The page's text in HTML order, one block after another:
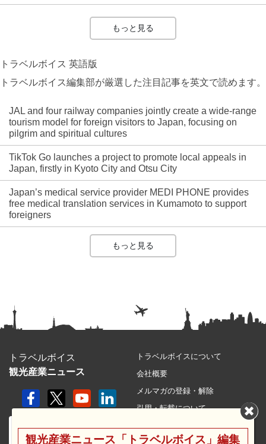
もっと見る
トラベルボイス 英語版
トラベルボイス編集部が厳選した注目記事を英文で読めます。
JAL and four railway companies jointly create a wide-range
tourism model for foreign visitors to Japan, focusing on
pilgrim and spiritual cultures
TikTok Go launches a project to promote local appeals in
Japan, firstly in Kyoto City and Otsu City
Japan’s medical service provider MEDI PHONE provides
free medical translation services in Kumamoto to support
foreigners
もっと見る
トラベルボイス
観光産業ニュース
トラベルボイスについて
会社概要
メルマガの登録・解除
引用・転載について
観光産業ニュース「トラベルボイス」編集